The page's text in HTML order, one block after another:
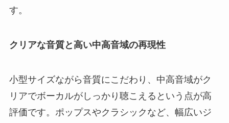
す。
クリアな音質と高い中高音域の再現性
小型サイズながら音質にこだわり、中高音域がク
リアでボーカルがしっかり聴こえるという点が高
評価です。ポップスやクラシックなど、幅広いジ